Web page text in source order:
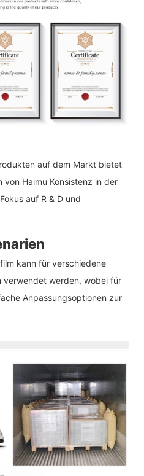
auf dem Markt bietet
Haimu Konsistenz in der
auf R & D und
kann für verschiedene
verwendet werden, wobei für
Anpassungsoptionen zur